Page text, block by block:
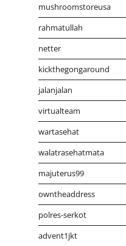
mushroomstoreusa
rahmatullah
netter
kickthegongaround
jalanjalan
virtualteam
wartasehat
walatrasehatmata
majuterus99
owntheaddress
polres-serkot
advent1jkt